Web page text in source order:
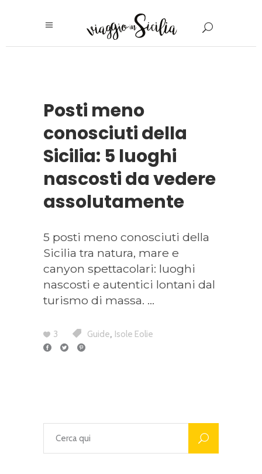
Posti meno
conosciuti della
Sicilia: 5 luoghi
nascosti da vedere
assolutamente
5 posti meno conosciuti della
Sicilia tra natura, mare e
canyon spettacolari: luoghi
nascosti e autentici lontani dal
turismo di massa.
3 Guide, Isole Eolie